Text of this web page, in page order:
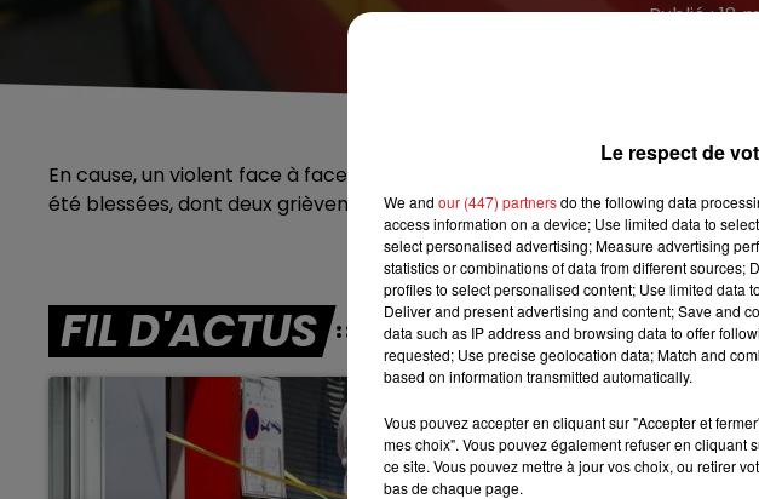
7h00 - 10h00
DEBOUT C'EST L'HEURE RDL &
Publié : 18
En cause, un violent face à face qui s’est produit vers 8h40 rue des trois
été blessées, dont deux grièvement. On ignore encore les responsabilités
FIL D'ACTUS
Le respect de
We and our (447) partnersdo the following data
access information on a device; Use limited data to
select personalised advertising; Measure advertising
statistics or combinations of data from different
profiles to select personalised content; Use limited data
Deliver and present advertising and content; Save and
data such as IP address and browsing data to offer
requested; Use precise geolocation data; Match and
based on information transmitted automatically.
Vous pouvez accepter en cliquant sur "Accepter et
mes choix". Vous pouvez également refuser en cliquant
ce site. Vous pouvez mettre à jour vos choix, ou retirer
bas de chaque page.